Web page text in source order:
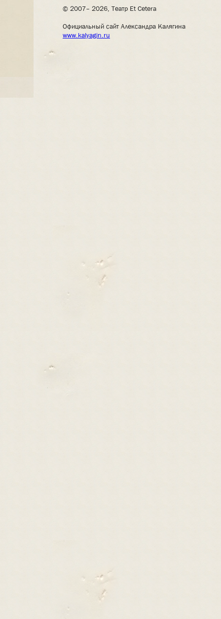
© 2007– 2026, Театр Et Cetera
Официальный сайт Александра Калягина
www.kalyagin.ru